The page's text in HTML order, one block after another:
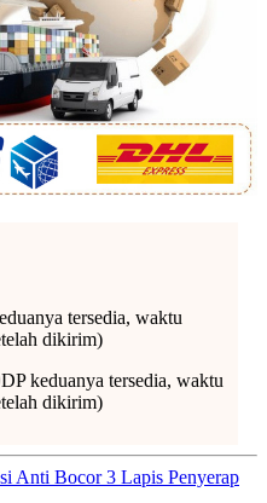
tersedia, waktu
dikirim)
keduanya tersedia, waktu
dikirim)
Anti Bocor 3 Lapis Penyerap